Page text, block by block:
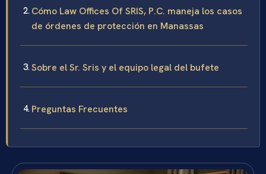
Cómo Law Offices Of SRIS, P.C. maneja los casos
de órdenes de protección en Manassas
Sobre el Sr. Sris y el equipo legal del bufete
Preguntas Frecuentes